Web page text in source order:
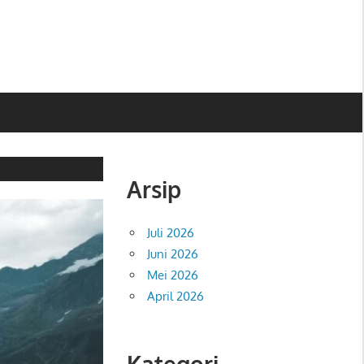
Arsip
Juli 2026
Juni 2026
Mei 2026
April 2026